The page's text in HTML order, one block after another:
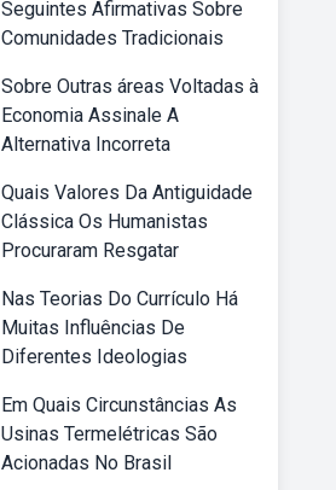
Seguintes Afirmativas Sobre
Comunidades Tradicionais
Sobre Outras áreas Voltadas à
Economia Assinale A
Alternativa Incorreta
Quais Valores Da Antiguidade
Clássica Os Humanistas
Procuraram Resgatar
Nas Teorias Do Currículo Há
Muitas Influências De
Diferentes Ideologias
Em Quais Circunstâncias As
Usinas Termelétricas São
Acionadas No Brasil